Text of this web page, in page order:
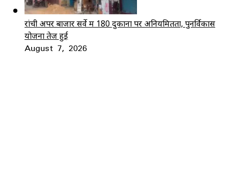
रांची अपर बाजार सर्वे में 180 दुकानों पर अनियमितता, पुनर्विकास
योजना तेज हुई
August 7, 2026